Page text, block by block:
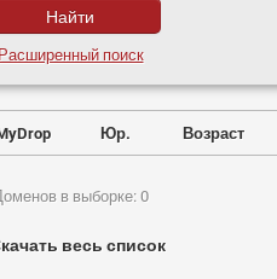
Расширенный поиск
Юр. Возраст
в выборке: 0
весь список